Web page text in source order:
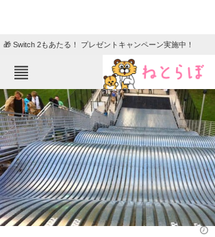
🎁 Switch 2もあたる！ プレゼントキャンペーン実施中！
ねとらぼメニュー
TOP ニュース
エンタメ クイズ
グルメ 地域
住まい 教育・育児
動物 リサーチ